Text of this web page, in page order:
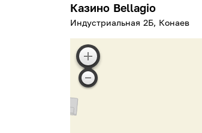
Казино Bellagio
Индустриальная 2Б, Конаев